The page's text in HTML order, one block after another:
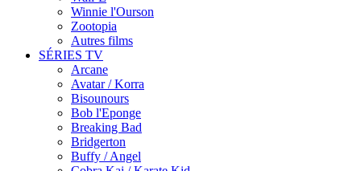
Winnie l'Ourson
Zootopia
Autres films
SÉRIES TV
Arcane
Avatar / Korra
Bisounours
Bob l'Eponge
Breaking Bad
Bridgerton
Buffy / Angel